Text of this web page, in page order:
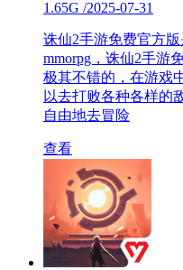
1.65G /2025-07-31
诛仙2手游免费官方
mmorpg，诛仙2手游
极其不错的，在游戏
以去打败各种各样的
自由地去冒险
查看